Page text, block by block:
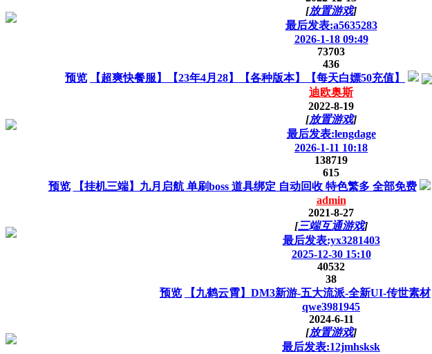
[放置游戏]
最后发表:a5635283
2026-1-18 09:49
73703
436
预览
【超爽快餐服】【23年4月28】【各种版本】【每天白嫖50充值】
迪欧奥斯
2022-8-19
[放置游戏]
最后发表:lengdage
2026-1-11 10:18
138719
615
预览
【挂机三端】九月启航 单刷boss 道具绑定 自动回收 特色繁多 全部免费
admin
2021-8-27
[三端互通游戏]
最后发表:yx3281403
2025-12-30 15:10
40532
38
预览
【九鹤云霄】DM3新游-五大流派-全新UI-传世素材
qwe3981945
2024-6-11
[放置游戏]
最后发表:12jmhsksk